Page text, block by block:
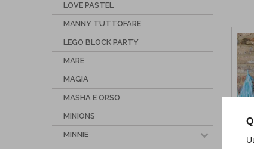
LOVE PASTEL
MANNY TUTTOFARE
LEGO BLOCK PARTY
MARE
MAGIA
MASHA E ORSO
MINIONS
MINNIE